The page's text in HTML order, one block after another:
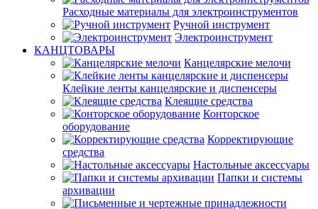
Расходные материалы для электроинструментов
Ручной инструмент
Электроинструмент
КАНЦТОВАРЫ
Канцелярские мелочи
Клейкие ленты канцелярские и диспенсеры
Клеящие средства
Конторское
оборудование
Корректирующие
средства
Настольные аксессуары
Папки и системы
архивации